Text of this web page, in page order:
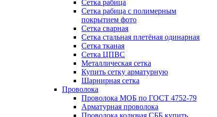
Сетка рабица
Сетка рабица с полимерным
покрытием фото
Сетка сварная
Сетка стальная плетёная одинарная
Сетка тканая
Сетка ЦПВС
Металлическая сетка
Купить сетку арматурную
Шарнирная сетка
Проволока
Проволока МОБ по ГОСТ 4752-79
Арматурная проволока
Проволока колючая СББ купить